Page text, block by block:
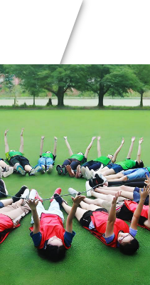
主题团建活动
领导力系列
主题团建系列
匠人制作系列
音乐释压系列
数字团建系列
文化赋能系列
组织运动系列
团建基地
深圳基地
东莞基地
惠州基地
佛山基地
清远基地
河源基地
案例展示
创新科技公司
生产制造企业
银行保险证券
服务顾问资询
教培政企机构
定制化方案
视频中心
教练团队